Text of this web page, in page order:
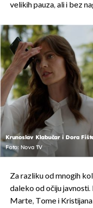
velikih pauza, ali i bez
Krunoslav Klabučar i Dora
Foto: Nova TV
Za razliku od mnogih
daleko od očiju
Marte, Tome i